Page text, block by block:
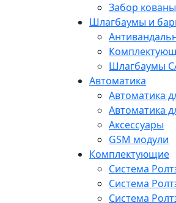
Забор
Шлагбаумы и
Шлагбаумы
Автоматика
Автоматика
Автоматика
Аксессуары
GSM модули
Комплектующие
Система
Система
Система